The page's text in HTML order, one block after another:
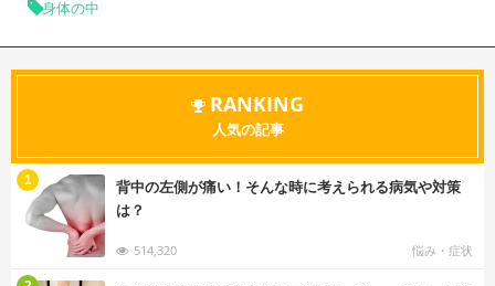
身体の中
RANKING
人気の記事
背中の左側が痛い！そんな時に考えられる病気や対策
は？
514,320 悩み・症状
1